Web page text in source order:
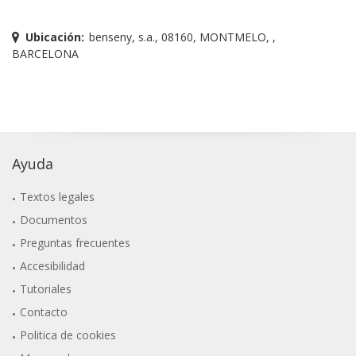
Ubicación: benseny, s.a., 08160, MONTMELO, ,
BARCELONA
Ayuda
Textos legales
Documentos
Preguntas frecuentes
Accesibilidad
Tutoriales
Contacto
Politica de cookies